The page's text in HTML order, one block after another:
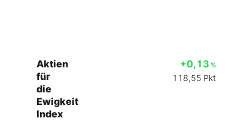
Aktien
für
die
Ewigkeit
Index
+0,13 %
118,55 Pkt